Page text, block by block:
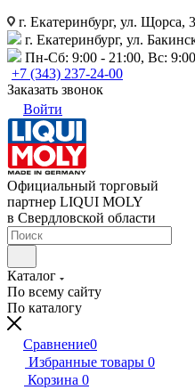
г. Екатеринбург, ул. Щорса,
г. Екатеринбург, ул.
Пн-Сб: 9:00 - 21:00, Вс:
+7 (343) 237-24-00
Заказать звонок
Войти
Официальный торговый
партнер LIQUI MOLY
в Свердловской области
Каталог
По всему сайту
По каталогу
Сравнение0
Избранные товары 0
Корзина 0